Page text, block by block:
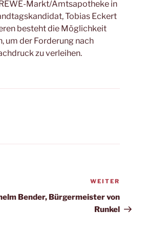
Markt/Amtsapotheke in
Tobias Eckert
besteht die Möglichkeit
um der Forderung nach
zu verleihen.
Beitrag
WEITER
Bender, Bürgermeister von
Runkel